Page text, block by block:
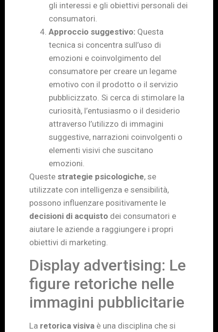
gli interessi e gli obiettivi personali dei
consumatori.
Approccio suggestivo: Questa
tecnica si concentra sull’uso di
emozioni e coinvolgimento del
consumatore per creare un legame
emotivo con il prodotto o il servizio
pubblicizzato. Si cerca di stimolare la
curiosità, l’entusiasmo o il desiderio
attraverso l’utilizzo di immagini
suggestive, narrazioni coinvolgenti o
elementi visivi che suscitano
emozioni.
Queste strategie psicologiche, se
utilizzate con intelligenza e sensibilità,
possono influenzare positivamente le
decisioni di acquisto dei consumatori e
aiutare le aziende a raggiungere i propri
obiettivi di marketing.
Display advertising: Le
figure retoriche nelle
immagini pubblicitarie
La retorica visiva è una disciplina che si